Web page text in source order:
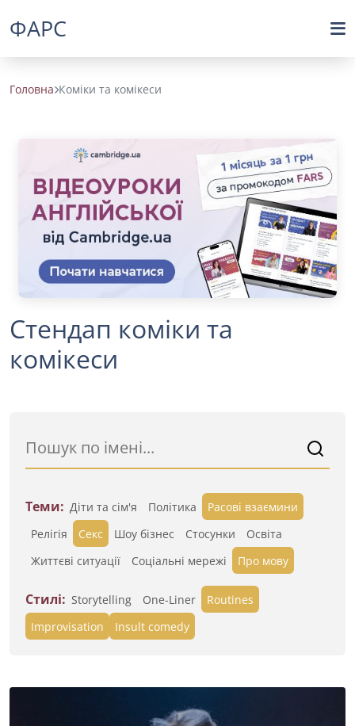
ФАРС
Головна Коміки та комікеси
Стендап коміки та
комікеси
Теми: Діти та сім'я Політика
Расові взаємини
Релігія
Секс Шоу бізнес Стосунки
Освіта
Життєві ситуації
Cоціальні мережі Про мову
Стилі: Storytelling One-Liner
Routines
Improvisation
Insult comedy